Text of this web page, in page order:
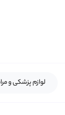
لوازم پزشکی و